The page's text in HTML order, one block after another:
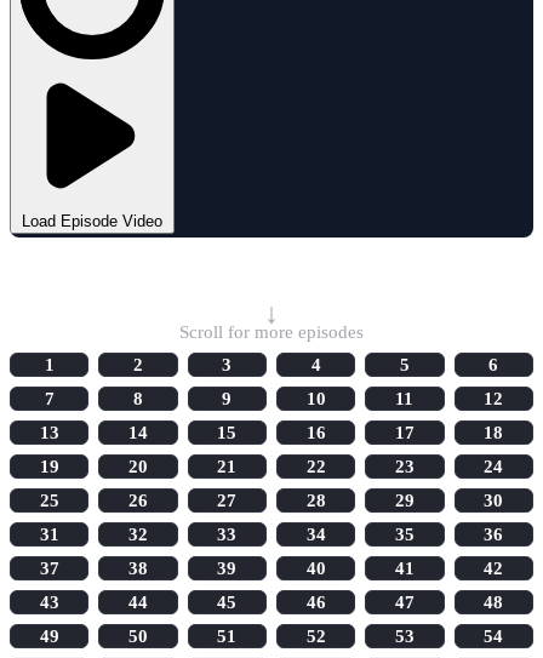
Load Episode Video
↓
Scroll for more episodes
1
2 3 4 5
6
7
8 9 10 11
12
13
14 15 16 17
18
19
20 21 22 23
24
25
26 27 28 29
30
31
32 33 34 35
36
37
38 39 40 41
42
43
44 45 46 47
48
49
50 51 52 53
54